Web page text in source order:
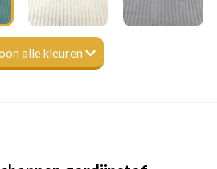
alle kleuren